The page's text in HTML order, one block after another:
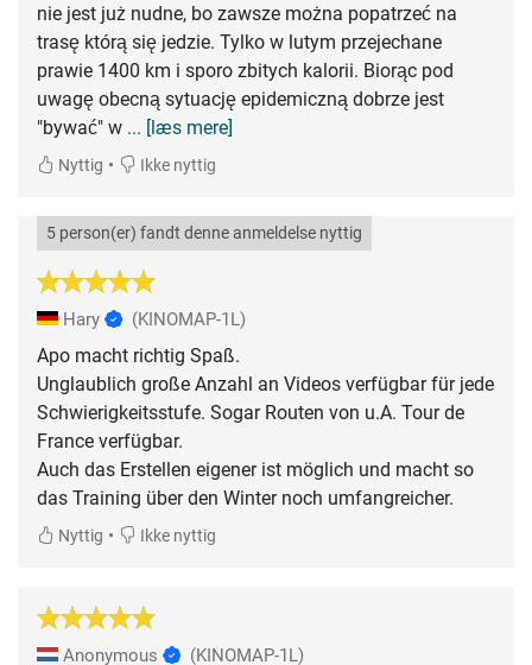
nie jest już nudne, bo zawsze można popatrzeć na
trasę którą się jedzie. Tylko w lutym przejechane
prawie 1400 km i sporo zbitych kalorii. Biorąc pod
uwagę obecną sytuację epidemiczną dobrze jest
"bywać" w ... [læs mere]
Nyttig • Ikke nyttig
5 person(er) fandt denne anmeldelse nyttig
Hary (KINOMAP-1L)
Apo macht richtig Spaß.
Unglaublich große Anzahl an Videos verfügbar für jede
Schwierigkeitsstufe. Sogar Routen von u.A. Tour de
France verfügbar.
Auch das Erstellen eigener ist möglich und macht so
das Training über den Winter noch umfangreicher.
Nyttig • Ikke nyttig
Anonymous (KINOMAP-1L)